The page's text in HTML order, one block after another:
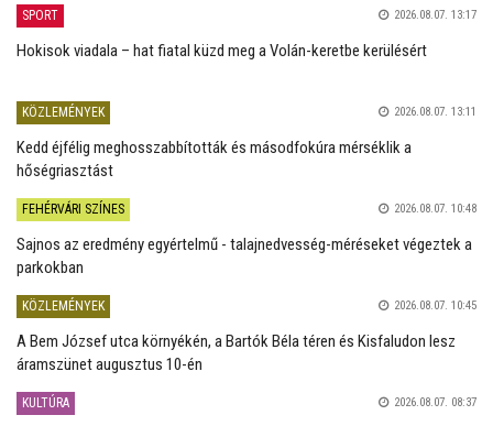
SPORT 2026.08.07. 13:17
Hokisok viadala – hat fiatal küzd meg a Volán-keretbe kerülésért
KÖZLEMÉNYEK 2026.08.07. 13:11
Kedd éjfélig meghosszabbították és másodfokúra mérséklik a
hőségriasztást
FEHÉRVÁRI SZÍNES 2026.08.07. 10:48
Sajnos az eredmény egyértelmű - talajnedvesség-méréseket végeztek a
parkokban
KÖZLEMÉNYEK 2026.08.07. 10:45
A Bem József utca környékén, a Bartók Béla téren és Kisfaludon lesz
áramszünet augusztus 10-én
KULTÚRA 2026.08.07. 08:37